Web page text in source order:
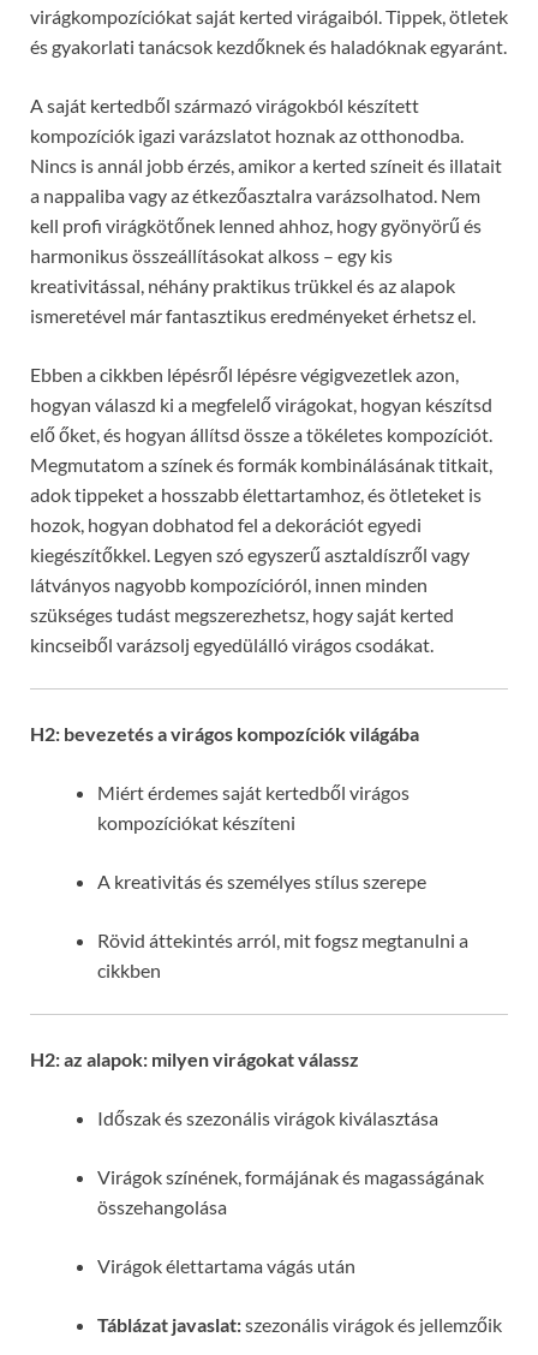
virágkompozíciókat saját kerted virágaiból. Tippek, ötletek
és gyakorlati tanácsok kezdőknek és haladóknak egyaránt.
A saját kertedből származó virágokból készített
kompozíciók igazi varázslatot hoznak az otthonodba.
Nincs is annál jobb érzés, amikor a kerted színeit és illatait
a nappaliba vagy az étkezőasztalra varázsolhatod. Nem
kell profi virágkötőnek lenned ahhoz, hogy gyönyörű és
harmonikus összeállításokat alkoss – egy kis
kreativitással, néhány praktikus trükkel és az alapok
ismeretével már fantasztikus eredményeket érhetsz el.
Ebben a cikkben lépésről lépésre végigvezetlek azon,
hogyan válaszd ki a megfelelő virágokat, hogyan készítsd
elő őket, és hogyan állítsd össze a tökéletes kompozíciót.
Megmutatom a színek és formák kombinálásának titkait,
adok tippeket a hosszabb élettartamhoz, és ötleteket is
hozok, hogyan dobhatod fel a dekorációt egyedi
kiegészítőkkel. Legyen szó egyszerű asztaldíszről vagy
látványos nagyobb kompozícióról, innen minden
szükséges tudást megszerezhetsz, hogy saját kerted
kincseiből varázsolj egyedülálló virágos csodákat.
H2: bevezetés a virágos kompozíciók világába
Miért érdemes saját kertedből virágos
kompozíciókat készíteni
A kreativitás és személyes stílus szerepe
Rövid áttekintés arról, mit fogsz megtanulni a
cikkben
H2: az alapok: milyen virágokat válassz
Időszak és szezonális virágok kiválasztása
Virágok színének, formájának és magasságának
összehangolása
Virágok élettartama vágás után
Táblázat javaslat:szezonális virágok és jellemzőik